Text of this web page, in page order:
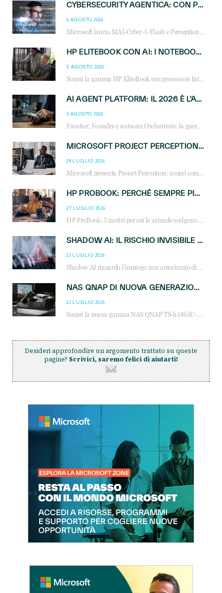
CYBERSECURITY AGENTICA: CON PERCEPTION E MAI-CYBER-1-FLASH MICROSOFT APRE NUOVI SERVIZI PER IL CANALE
6 AGOSTO 2026
Microsoft lancia MAI-Cyber-1-Flash e Perception: cybersecurity agentica in preview dal 3 novembre. Cosa cambia per MSP, system integrator e reseller.
HP ELITEBOOK CON AI: I NOTEBOOK BUSINESS INTELLIGENTI CHE TRASFORMANO PRODUTTIVITÀ, SICUREZZA E LAVORO IBRIDO
5 AGOSTO 2026
Scopri la gamma HP EliteBook con processori Intel® Core™ Ultra e AMD Ryzen™ AI. Notebook business progettati per aumentare la produttività, migliorare la collaborazione e garantire sicurezza avanzata in ufficio e in mobilità.
AI AGENT PLATFORM: IL 2026 È L’ANNO DEL «SISTEMA OPERATIVO» PER GLI AGENTI AZIENDALI
3 AGOSTO 2026
Frontier, Foundry e watsonx Orchestrate: la guerra delle piattaforme AI agent ridisegna il mercato IT. Cosa cambia per reseller, MSP e system integrator.
MICROSOFT PROJECT PERCEPTION: COME GLI AGENTI AI CAMBIERANNO SOC, CYBERSECURITY E SERVIZI MSP
29 LUGLIO 2026
Microsoft presenta Project Perception: scopri come gli agenti AI possono trasformare cybersecurity, SOC e servizi gestiti degli MSP.
HP PROBOOK: PERCHÉ SEMPRE PIÙ AZIENDE SCELGONO NOTEBOOK PROGETTATI PER IL LAVORO MODERNO
27 LUGLIO 2026
HP ProBook: 5 motivi per cui le aziende scelgono i notebook business HP per migliorare produttività, sicurezza e gestione dell’AI.
SHADOW AI: IL RISCHIO INVISIBILE CHE LE AZIENDE POSSONO GOVERNARE
23 LUGLIO 2026
Shadow AI riguardo l’impiego non autorizzato di sistemi AI all’interno dell’azienda. E’ una pratica che si diffonde a partire dai dipendenti fino ai dirigenti e mette a repentaglio la cybersecurity, con costi più elevati per le organizzazioni. Due recenti report illustrano il fenomeno e forniscono dati in merito
NAS QNAP DI NUOVA GENERAZIONE: PIÙ PRESTAZIONI, SCALABILITÀ E PROTEZIONE DEI DATI PER LE INFRASTRUTTURE IT MODERNE
22 LUGLIO 2026
Scopri la nuova gamma NAS QNAP TS-h1465U-RP, TS-h1065eU e TS-h665U: storage aziendale con ZFS, DDR5, E1.S NVMe e connettività 2.5GbE per backup, virtualizzazione e cybersecurity.
Desideri approfondire un argomento trattato su queste
pagine? Scrivici, saremo felici di aiutarti!